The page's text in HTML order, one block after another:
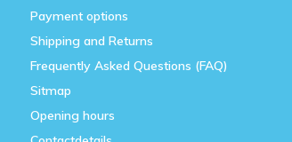
Payment options
Shipping and Returns
Frequently Asked Questions (FAQ)
Sitmap
Opening hours